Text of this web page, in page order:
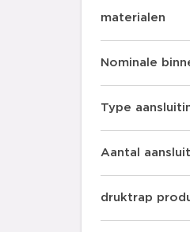
materialen
Nominale
Type
Aantal
druktrap